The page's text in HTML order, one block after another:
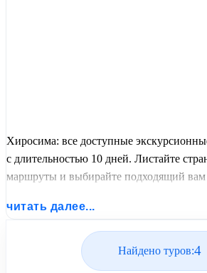
Хиросима: все доступные
с длительностью 10 дней. Листайте
маршруты и выбирайте подходящий
читать далее...
Найдено туров:4